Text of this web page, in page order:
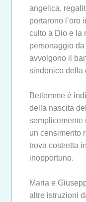
angelica,
portarono l’oro
culto a Dio e la
personaggio
avvolgono il
sindonico della
Betlemme è
della nascita
semplicemente
un censimento
trova costretta
inopportuno.
Maria e
altre istruzioni